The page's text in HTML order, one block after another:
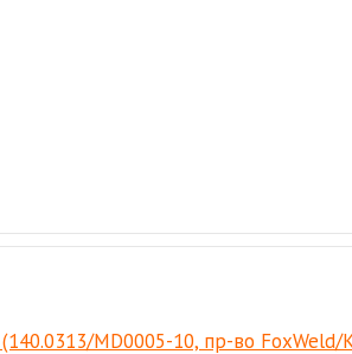
MD0005-10, пр-во